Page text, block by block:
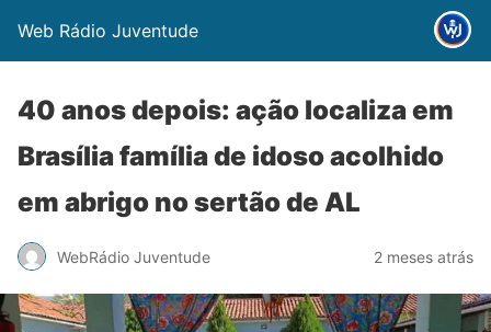
Web Rádio Juventude
40 anos depois: ação localiza em
Brasília família de idoso acolhido
em abrigo no sertão de AL
WebRádio Juventude 2 meses atrás